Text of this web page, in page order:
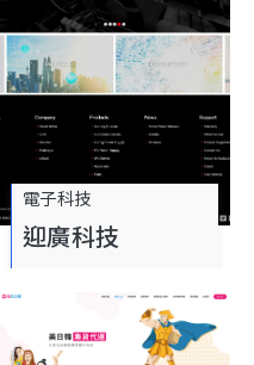
電子科技
迎廣科技